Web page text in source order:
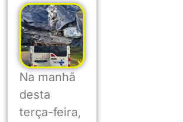
Na manhã
desta
terça-feira,